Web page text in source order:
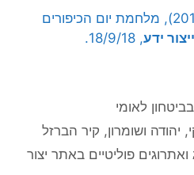
פנחס יחזקאלי (2018), מלחמת יום הכיפורים
ייצור ידע, 18/9/18.
לאומי
, יהודה ושומרון, קיר הברזל
פוליטיים באתר יצור